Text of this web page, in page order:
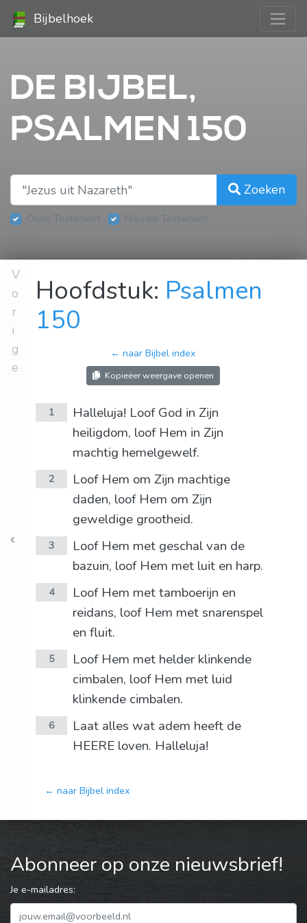
Bijbelhoek
DE BIJBEL,
PSALMEN 150
Zoeken
Oude Testament Nieuwe Testament
V
o
r
i
g
e
Hoofdstuk: Psalmen
150
← naar Bijbel index
Kopieëer weergave openen
1
Halleluja! Loof God in Zijn
heiligdom, loof Hem in Zijn
machtig hemelgewelf.
2
Loof Hem om Zijn machtige
daden, loof Hem om Zijn
geweldige grootheid.
3
Loof Hem met geschal van de
bazuin, loof Hem met luit en harp.
4
Loof Hem met tamboerijn en
reidans, loof Hem met snarenspel
en fluit.
5
Loof Hem met helder klinkende
cimbalen, loof Hem met luid
klinkende cimbalen.
6
Laat alles wat adem heeft de
HEERE loven. Halleluja!
← naar Bijbel index
Abonneer op onze nieuwsbrief!
Je e-mailadres: